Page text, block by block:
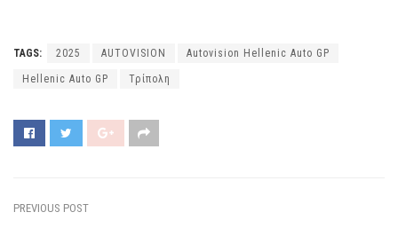
TAGS: 2025 AUTOVISION Autovision Hellenic Auto GP
Hellenic Auto GP Τρίπολη
PREVIOUS POST